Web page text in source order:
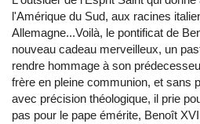
l'Amérique du Sud, aux racines
Allemagne...Voilà, le pontificat de
nouveau cadeau merveilleux, un
rendre hommage à son
frère en pleine communion, et sans
avec précision théologique, il prie
pas pour le pape émérite, Benoît